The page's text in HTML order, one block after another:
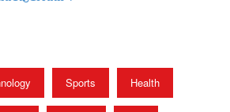
Sports Health